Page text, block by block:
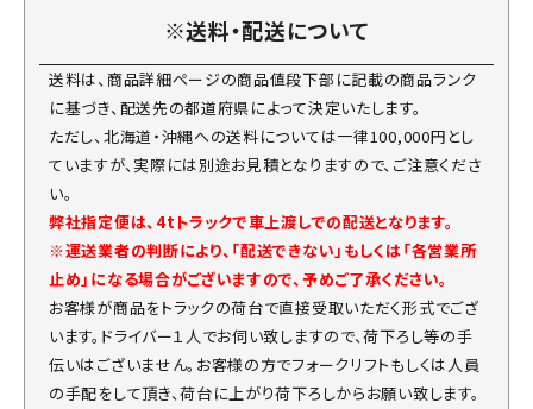
※送料・配送について
送料は、商品詳細ページの商品値段下部に記載の商品ランク
に基づき、配送先の都道府県によって決定いたします。
ただし、北海道・沖縄への送料については一律100,000円とし
ていますが、実際には別途お見積となりますので、ご注意くださ
い。
弊社指定便は、4tトラックで車上渡しでの配送となります。
※運送業者の判断により、「配送できない」もしくは「各営業所
止め」になる場合がございますので、予めご了承ください。
お客様が商品をトラックの荷台で直接受取いただく形式でござ
います。ドライバー１人でお伺い致しますので、荷下ろし等の手
伝いはございません。お客様の方でフォークリフトもしくは人員
の手配をして頂き、荷台に上がり荷下ろしからお願い致します。